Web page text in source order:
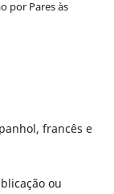
por Pares às
francês e
ou